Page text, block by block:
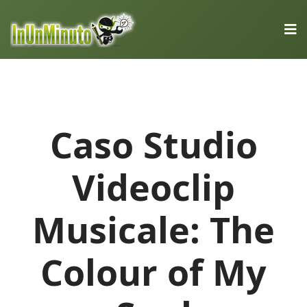
Caso Studio
Videoclip
Musicale: The
Colour of My